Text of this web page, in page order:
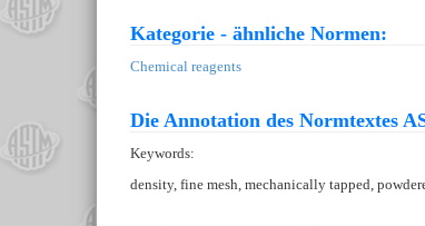
Kategorie - ähnliche Normen:
Chemical reagents
Die Annotation des Normtextes
Keywords:
density, fine mesh, mechanically tapped,